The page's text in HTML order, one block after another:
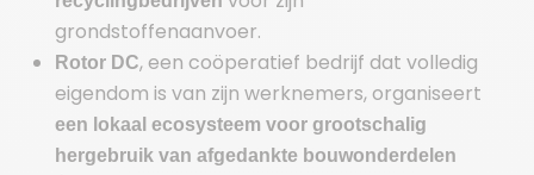
grondstoffenaanvoer.
Rotor DC, een coöperatief bedrijf dat volledig
eigendom is van zijn werknemers, organiseert
een lokaal ecosysteem voor grootschalig
hergebruik van afgedankte bouwonderdelen